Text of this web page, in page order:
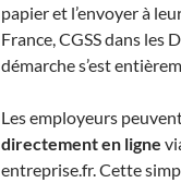
papier et l’envoyer à
France, CGSS dans les
démarche s’est
Les employeurs
directement en ligne
entreprise.fr. Cette